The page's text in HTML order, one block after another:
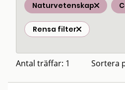
Naturvetenskap
Rensa filter
Antal träffar: 1 Sortera